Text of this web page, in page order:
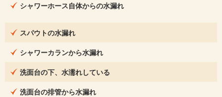
シャワーホース自体からの水漏れ
スパウトの水漏れ
シャワーカランから水漏れ
洗面台の下、水濡れしている
洗面台の排管から水漏れ